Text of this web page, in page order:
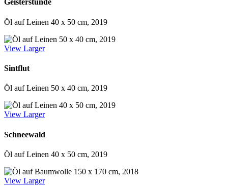
Geisterstunde
Öl auf Leinen 40 x 50 cm, 2019
View Larger
Sintflut
Öl auf Leinen 50 x 40 cm, 2019
View Larger
Schneewald
Öl auf Leinen 40 x 50 cm, 2019
View Larger